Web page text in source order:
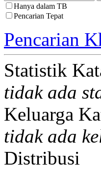
Hanya dalam TB
Pencarian Tepat
Pencarian
Statistik
tidak ada
Keluarga
tidak ada
Distribusi